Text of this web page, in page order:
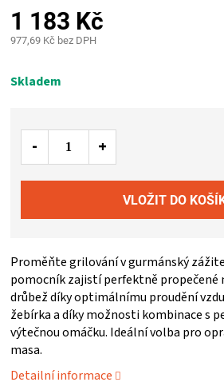
VAKUOVAČKY
ZRÁNÍ
KUCHYNĚ
KNIHY
1 183 Kč
977,69 Kč bez DPH
cena:
Skladem
Proměňte grilování v gurmánský
pomocník zajistí perfektně propečené
drůbež díky optimálnímu proudění
žebírka a díky možnosti kombinace s
výtečnou omáčku. Ideální volba pro
masa.
Detailní informace